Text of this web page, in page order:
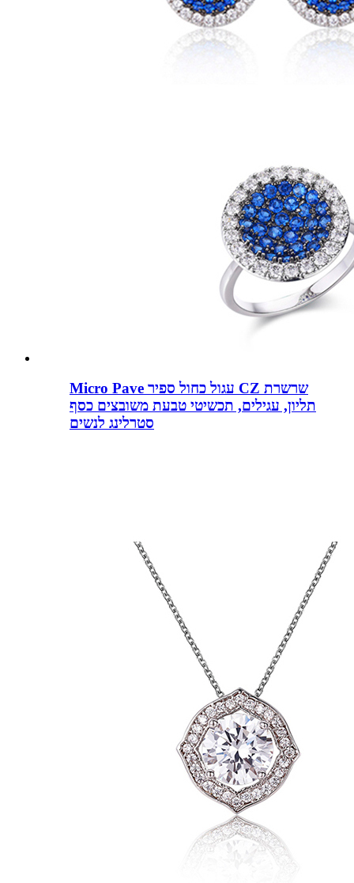
Micro Pave עגול כחול ספיר CZ שרשרת
תליון, עגילים, תכשיטי טבעת משובצים כסף
סטרלינג לנשים